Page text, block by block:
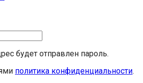
будет отправлен пароль.
политика конфиденциальности.